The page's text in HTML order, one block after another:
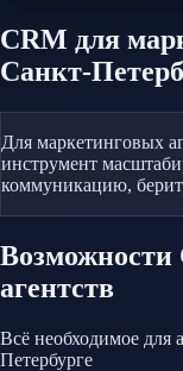
CRM для
Санкт-
Для маркетинговых
инструмент
коммуникацию,
Возможности
агентств
Всё необходимое для
Петербурге